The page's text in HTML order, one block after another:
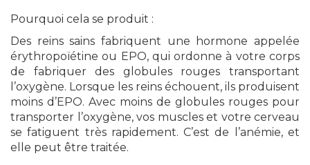
Pourquoi cela se produit :
Des reins sains fabriquent une hormone appelée
érythropoïétine ou EPO, qui ordonne à votre corps
de fabriquer des globules rouges transportant
l’oxygène. Lorsque les reins échouent, ils produisent
moins d’EPO. Avec moins de globules rouges pour
transporter l’oxygène, vos muscles et votre cerveau
se fatiguent très rapidement. C’est de l’anémie, et
elle peut être traitée.